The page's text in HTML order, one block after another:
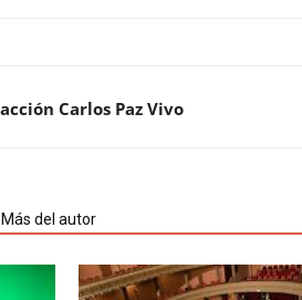
Carlos Paz Vivo
Más del autor